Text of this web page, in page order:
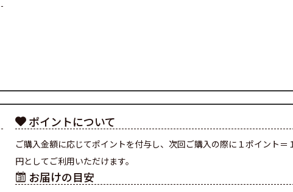
ポイントについて
ご購入金額に応じてポイントを付与し、次回ご購入の際に１ポイント＝
円としてご利用いただけます。
お届けの目安